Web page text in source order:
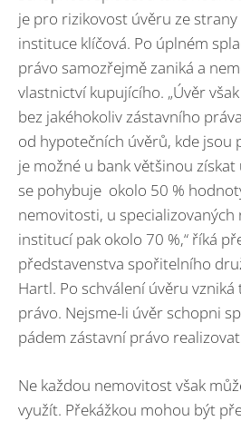
je pro rizikovost úvěru ze
instituce klíčová. Po úplném
právo samozřejmě zaniká a
vlastnictví kupujícího. „Úvěr
bez jakéhokoliv zástavního
od hypotečních úvěrů, kde jsou
je možné u bank většinou
se pohybuje okolo 50 %
nemovitosti, u specializovaných
institucí pak okolo 70 %,“ říká
představenstva spořitelního
Hartl. Po schválení úvěru vzniká
právo. Nejsme-li úvěr schopni
pádem zástavní právo
Ne každou nemovitost však
využít. Překážkou mohou být